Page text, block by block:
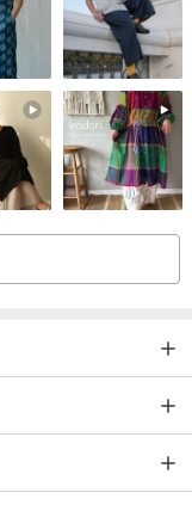
學服務。
11:00 - 19:00）
臉書: Anviology